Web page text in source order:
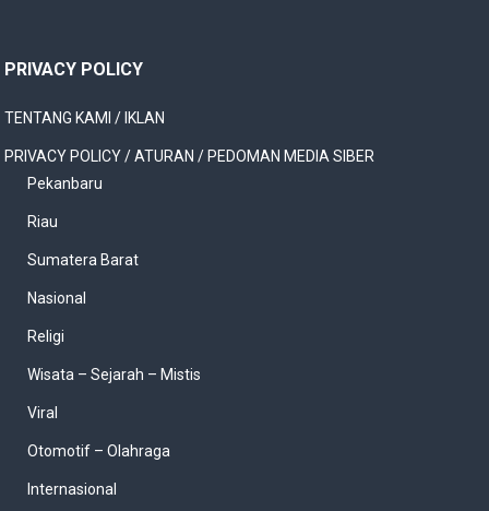
PRIVACY POLICY
TENTANG KAMI / IKLAN
PRIVACY POLICY / ATURAN / PEDOMAN MEDIA SIBER
Pekanbaru
Riau
Sumatera Barat
Nasional
Religi
Wisata – Sejarah – Mistis
Viral
Otomotif – Olahraga
Internasional